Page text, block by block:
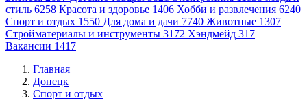
стиль 6258 Красота и здоровье 1406 Хобби и развлечения 6240
Спорт и отдых 1550 Для дома и дачи 7740 Животные 1307
Стройматериалы и инструменты 3172 Хэндмейд 317
Вакансии 1417
Главная
Донецк
Спорт и отдых